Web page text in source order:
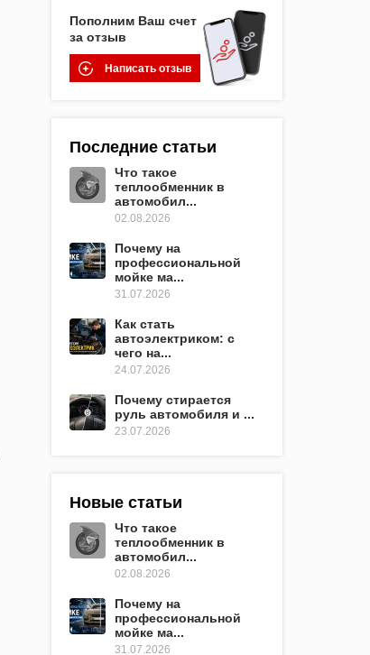
Пополним Ваш счет
за отзыв
Написать отзыв
Последние статьи
Что такое
теплообменник в
автомобил...
02.08.2026
Почему на
профессиональной
мойке ма...
31.07.2026
Как стать
автоэлектриком: с
чего на...
24.07.2026
Почему стирается
руль автомобиля и ...
23.07.2026
Новые статьи
Что такое
теплообменник в
автомобил...
02.08.2026
Почему на
профессиональной
мойке ма...
31.07.2026